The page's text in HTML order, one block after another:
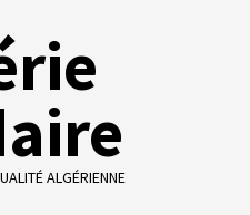
ALGÉRIENNE